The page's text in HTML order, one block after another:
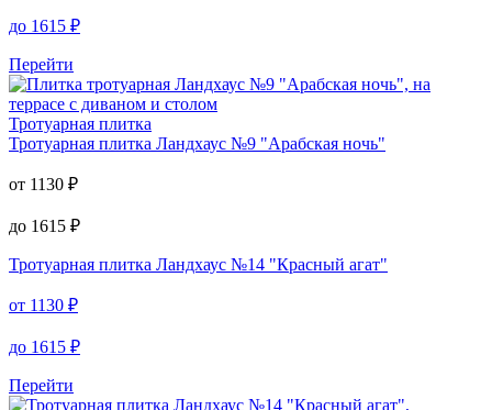
до 1615 ₽
Перейти
Тротуарная плитка
Тротуарная плитка Ландхаус №9 "Арабская ночь"
от 1130 ₽
до 1615 ₽
Тротуарная плитка Ландхаус №14 "Красный агат"
от 1130 ₽
до 1615 ₽
Перейти